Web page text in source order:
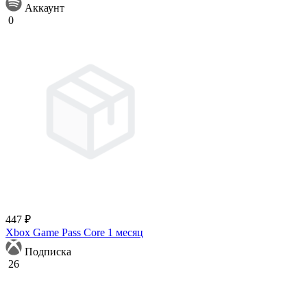
Аккаунт
0
447 ₽
Xbox Game Pass Core 1 месяц
Подписка
26